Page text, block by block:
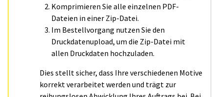
Komprimieren Sie alle einzelnen PDF-
Dateien in einer Zip-Datei.
Im Bestellvorgang nutzen Sie den
Druckdatenupload, um die Zip-Datei mit
allen Druckdaten hochzuladen.
Dies stellt sicher, dass Ihre verschiedenen Motive
korrekt verarbeitet werden und trägt zur